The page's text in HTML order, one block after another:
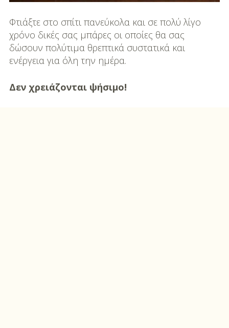
Φτιάξτε στο σπίτι πανεύκολα και σε πολύ λίγο
χρόνο δικές σας μπάρες οι οποίες θα σας
δώσουν πολύτιμα θρεπτικά συστατικά και
ενέργεια για όλη την ημέρα.
Δεν χρειάζονται ψήσιμο!